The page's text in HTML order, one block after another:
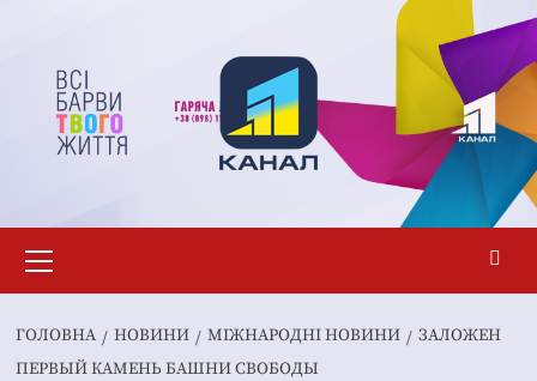
вмісту
меню
ГОЛОВНА НОВИНИ МІЖНАРОДНІ НОВИНИ
ЗАЛОЖЕН
ПЕРВЫЙ КАМЕНЬ БАШНИ СВОБОДЫ